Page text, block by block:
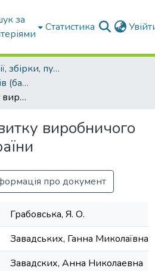
за
Статистика
Конференції, збірки, публікації молодих вчених і здобувачів : магістрів, бакалаврів, аспірантів.
Публікації здобувачів (бакалаврів. магістрів, аспірантів)
Проблеми розвитку виробничого комплексу України
виробничого
про документ
Грабовська, Я. О.
Завадських, Ганна Миколаївна
Завадских, Анна Николаевна